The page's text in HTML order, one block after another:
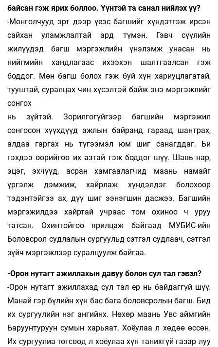
байсан гэж ярих боллоо. Үүнтэй та санал нийлэх үү?
-Монголчууд эрт дээр үеэс багшийг хүндэтгэж ирсэн
сайхан уламжлалтай ард түмэн. Гэвч сүүлийн
жилүүдэд багш мэргэжлийн үнэлэмж унасан нь
нийгмийн хандлагаас ихээхэн шалтгаалсан гэж
боддог. Мөн багш болох гэж буй хүн хариуцлагатай,
тууштай, суралцах чин хүсэлтэй байж энэ мэргэжлийг
сонгох
нь зүйтэй. Зорилгогүйгээр багшийн мэргэжил
сонгосон хүүхдүүд ажлын байранд гараад шантрах,
алдаа гаргах нь түгээмэл юм шиг санагддаг. Би
гэхдээ өөрийгөө их азтай гэж боддог шүү. Шавь нар,
эцэг, эхчүүд, асран хамгаалагчид маань намайг
үргэлж дэмжиж, хайрлаж хүндэлдэг болохоор
тэдэнтэйгээ ах, дүү шиг ээнэгшин дасжээ. Багшийн
мэргэжилдээ хайртай учраас том охиноо ч уруу
татсан. Охинтойгоо ярилцаж байгаад МУБИС-ийн
Боловсрол судлалын сургуульд сэтгэл судлаач, сэтгэл
зүйч мэргэжлээр суралцуулж байгаа.
-Орон нутагт ажиллахын давуу болон сул тал гэвэл?
-Орон нутагт ажиллахад сул тал ер нь байдаггүй шүү.
Манай гэр бүлийн хүн бас бага боловсролын багш. Бид
их сургуулийн нэг ангийнх. Нөхөр маань Увс аймгийн
Баруунтуруун сумын харьяат. Хоёулаа л хөдөө өссөн.
Их сургуулиа төгсөөд л хоёулаа хүн танихгүй газар луу